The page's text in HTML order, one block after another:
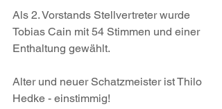
Als 2. Vorstands Stellvertreter wurde
Tobias Cain mit 54 Stimmen und einer
Enthaltung gewählt.
Alter und neuer Schatzmeister ist Thilo
Hedke - einstimmig!